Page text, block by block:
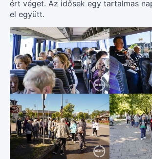
ért véget. Az idősek egy tartalmas
el együtt.